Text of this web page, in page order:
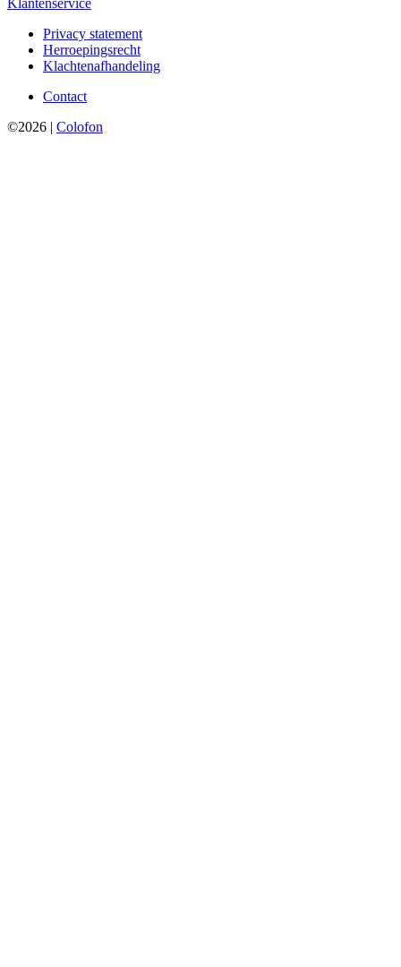
Klantenservice
Privacy statement
Herroepingsrecht
Klachtenafhandeling
Contact
©2026 | Colofon